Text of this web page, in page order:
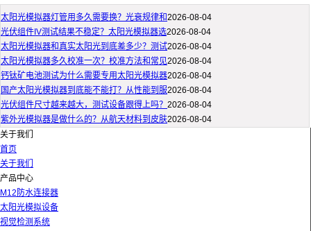
太阳光模拟器灯管用多久需要换？光衰规律和2026-08-04
光伏组件IV测试结果不稳定？太阳光模拟器选2026-08-04
太阳光模拟器和真实太阳光到底差多少？测试2026-08-04
太阳光模拟器多久校准一次？校准方法和常见2026-08-04
钙钛矿电池测试为什么需要专用太阳光模拟器2026-08-04
国产太阳光模拟器到底能不能打？从性能到服2026-08-04
光伏组件尺寸越来越大，测试设备跟得上吗？ 2026-08-04
紫外光模拟器是做什么的？从航天材料到皮肤2026-08-04
关于我们
首页
关于我们
产品中心
M12防水连接器
太阳光模拟设备
视觉检测系统